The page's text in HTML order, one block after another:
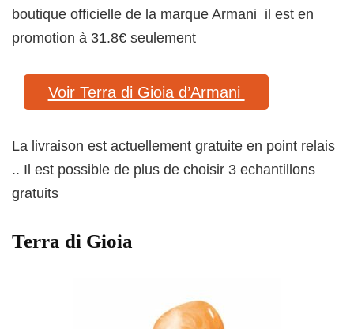
boutique officielle de la marque Armani il est en
promotion à 31.8€ seulement
Voir Terra di Gioia d’Armani
La livraison est actuellement gratuite en point relais
.. Il est possible de plus de choisir 3 echantillons
gratuits
Terra di Gioia